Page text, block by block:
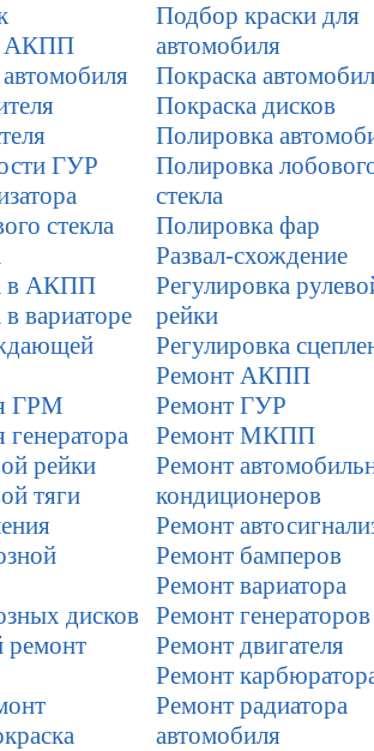
АКПП
ГУР
стекла
в АКПП
вариаторе
ГРМ
рейки
тяги
дисков
ремонт
Подбор краски для
автомобиля
Покраска
Покраска дисков
Полировка
Полировка
стекла
Полировка фар
Развал-схождение
Регулировка
рейки
Регулировка
Ремонт АКПП
Ремонт ГУР
Ремонт МКПП
Ремонт
кондиционеров
Ремонт
Ремонт бамперов
Ремонт вариатора
Ремонт генераторов
Ремонт двигателя
Ремонт
Ремонт радиатора
автомобиля